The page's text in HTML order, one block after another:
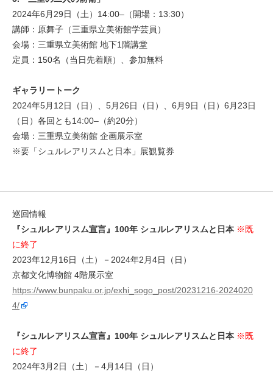
2024年6月29日（土）14:00–（開場：13:30）
講師：原舞子（三重県立美術館学芸員）
会場：三重県立美術館 地下1階講堂
定員：150名（当日先着順）、参加無料
ギャラリートーク
2024年5月12日（日）、5月26日（日）、6月9日（日）6月23日
（日）各回とも14:00–（約20分）
会場：三重県立美術館 企画展示室
※要「シュルレアリスムと日本」展観覧券
巡回情報
『シュルレアリスム宣言』100年 シュルレアリスムと日本 ※既
に終了
2023年12月16日（土）－2024年2月4日（日）
京都文化博物館 4階展示室
https://www.bunpaku.or.jp/exhi_sogo_post/20231216-2024020
4/
『シュルレアリスム宣言』100年 シュルレアリスムと日本 ※既
に終了
2024年3月2日（土）－4月14日（日）